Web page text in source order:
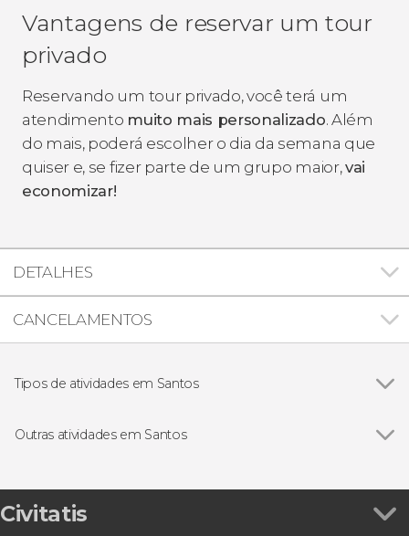
Vantagens de reservar um tour
privado
Reservando um tour privado, você terá um
atendimento muito mais personalizado. Além
do mais, poderá escolher o dia da semana que
quiser e, se fizer parte de um grupo maior,vai
economizar!
DETALHES
CANCELAMENTOS
Tipos de atividades em Santos
Visitas guiadas e free tours
Outras atividades em Santos
Civitatis